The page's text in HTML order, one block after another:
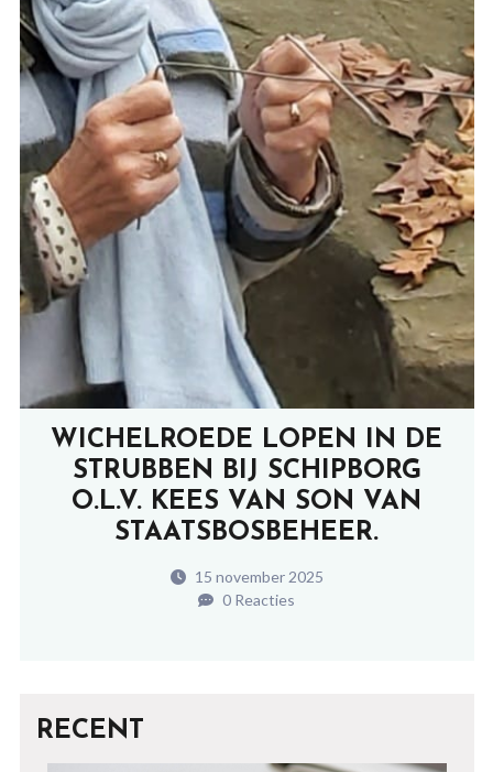
WICHELROEDE LOPEN IN DE
STRUBBEN BIJ SCHIPBORG
O.L.V. KEES VAN SON VAN
STAATSBOSBEHEER.
15 november 2025
0 Reacties
RECENT